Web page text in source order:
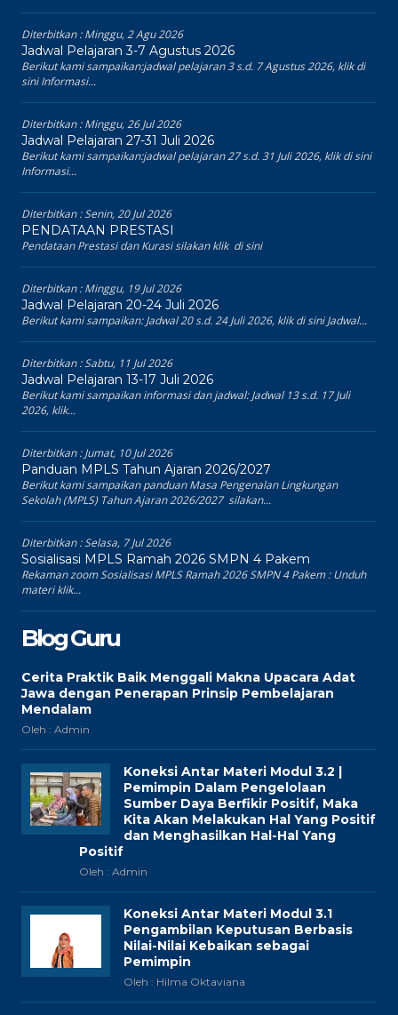
Diterbitkan :Minggu, 2 Agu 2026
Jadwal Pelajaran 3-7 Agustus 2026
Berikut kami sampaikan:jadwal pelajaran 3 s.d. 7 Agustus 2026, klik di
sini Informasi...
Diterbitkan :Minggu, 26 Jul 2026
Jadwal Pelajaran 27-31 Juli 2026
Berikut kami sampaikan:jadwal pelajaran 27 s.d. 31 Juli 2026, klik di sini
Informasi...
Diterbitkan :Senin, 20 Jul 2026
PENDATAAN PRESTASI
Pendataan Prestasi dan Kurasi silakan klik di sini
Diterbitkan :Minggu, 19 Jul 2026
Jadwal Pelajaran 20-24 Juli 2026
Berikut kami sampaikan: Jadwal 20 s.d. 24 Juli 2026, klik di sini Jadwal...
Diterbitkan :Sabtu, 11 Jul 2026
Jadwal Pelajaran 13-17 Juli 2026
Berikut kami sampaikan informasi dan jadwal: Jadwal 13 s.d. 17 Juli
2026, klik...
Diterbitkan :Jumat, 10 Jul 2026
Panduan MPLS Tahun Ajaran 2026/2027
Berikut kami sampaikan panduan Masa Pengenalan Lingkungan
Sekolah (MPLS) Tahun Ajaran 2026/2027 silakan...
Diterbitkan :Selasa, 7 Jul 2026
Sosialisasi MPLS Ramah 2026 SMPN 4 Pakem
Rekaman zoom Sosialisasi MPLS Ramah 2026 SMPN 4 Pakem : Unduh
materi klik...
Blog Guru
Cerita Praktik Baik Menggali Makna Upacara Adat
Jawa dengan Penerapan Prinsip Pembelajaran
Mendalam
Oleh : Admin
Koneksi Antar Materi Modul 3.2 |
Pemimpin Dalam Pengelolaan
Sumber Daya Berfikir Positif, Maka
Kita Akan Melakukan Hal Yang Positif
dan Menghasilkan Hal-Hal Yang
Positif
Oleh : Admin
Koneksi Antar Materi Modul 3.1
Pengambilan Keputusan Berbasis
Nilai-Nilai Kebaikan sebagai
Pemimpin
Oleh : Hilma Oktaviana